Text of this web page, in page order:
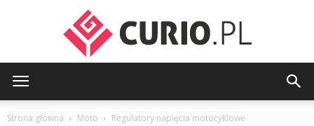
Strona główna Moto Regulatory napięcia motocyklowe